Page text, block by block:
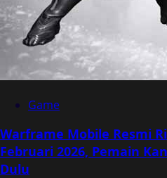
Game
Warframe Mobile Resmi
Februari 2026, Pemain
Dulu